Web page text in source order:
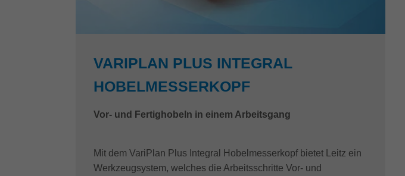
VARIPLAN PLUS INTEGRAL
HOBELMESSERKOPF
Vor- und Fertighobeln in einem Arbeitsgang
Mit dem VariPlan Plus Integral Hobelmesserkopf bietet Leitz ein
Werkzeugsystem, welches die Arbeitsschritte Vor- und